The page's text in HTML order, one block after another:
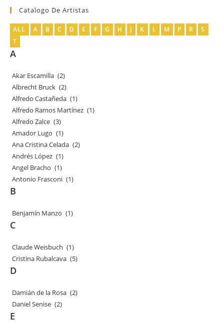
Catalogo De Artistas
ALL A B C D E F G H J K L M P R
S
T
A
Akar Escamilla (2)
Albrecht Bruck (2)
Alfredo Castañeda (1)
Alfredo Ramos Martínez (1)
Alfredo Zalce (3)
Amador Lugo (1)
Ana Cristina Celada (2)
Andrés López (1)
Angel Bracho (1)
Antonio Frasconi (1)
B
Benjamín Manzo (1)
C
Claude Weisbuch (1)
Cristina Rubalcava (5)
D
Damián de la Rosa (2)
Daniel Senise (2)
E